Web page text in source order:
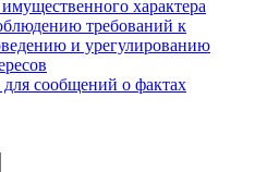
имущественного характера
требований к
и урегулированию
для сообщений о фактах